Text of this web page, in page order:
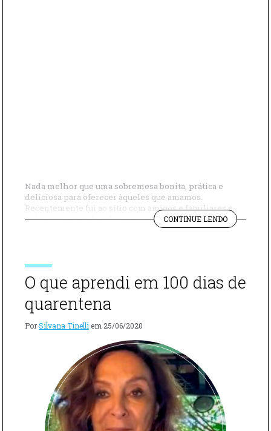
Nada melhor que uma sobremesa bonita, prática e
deliciosa para oferecer àqueles que amamos.
Recentemente fui ao sítio com amigos e familiares e
todos comentando sobre uma tal de Banoffee. Fiquei
tão curiosa que pedi à Clara que me mostrasse quem era
CONTINUE LENDO"BANOFFEE
SIMPLES
O que aprendi em 100 dias de
quarentena
PorSilvana Tinelli em 25/06/2020